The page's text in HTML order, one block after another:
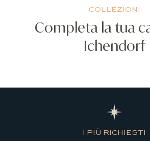
COLLEZIONI
Completa la tua
Ichendorf
I PIÙ RICHIESTI